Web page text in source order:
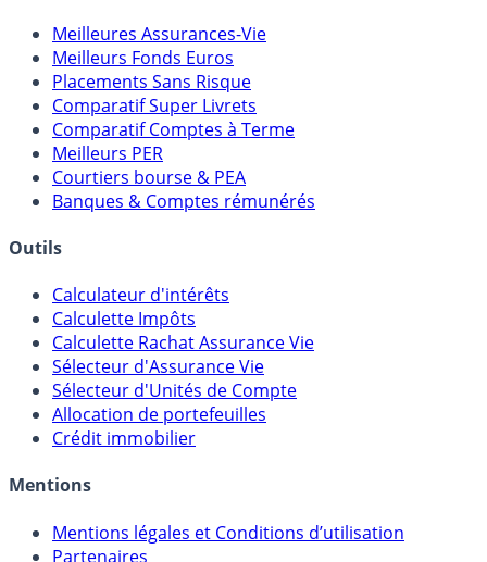
Comparatifs
Meilleures Assurances-Vie
Meilleurs Fonds Euros
Placements Sans Risque
Comparatif Super Livrets
Comparatif Comptes à Terme
Meilleurs PER
Courtiers bourse & PEA
Banques & Comptes rémunérés
Outils
Calculateur d'intérêts
Calculette Impôts
Calculette Rachat Assurance Vie
Sélecteur d'Assurance Vie
Sélecteur d'Unités de Compte
Crédit immobilier
Mentions